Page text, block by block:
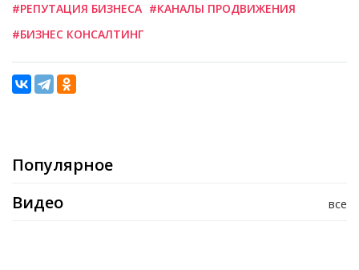
#РЕПУТАЦИЯ БИЗНЕСА #КАНАЛЫ ПРОДВИЖЕНИЯ
#БИЗНЕС КОНСАЛТИНГ
Популярное
все
Видео